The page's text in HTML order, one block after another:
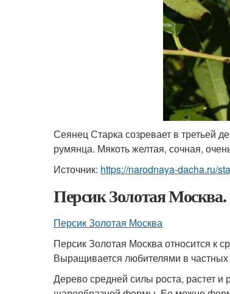
Сеянец Старка созревает в третьей
румянца. Мякоть желтая, сочная,
Источник: https://narodnaya-dacha.ru/
Персик Золотая
Персик Золотая Москва
Персик Золотая Москва относится к
Выращивается любителями в
Дерево средней силы роста, растет и